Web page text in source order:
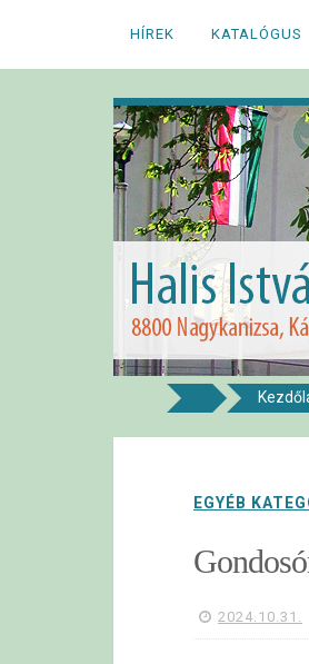
HÍREK KATALÓGUS
Halis
EGYÉB
2024.10.31.